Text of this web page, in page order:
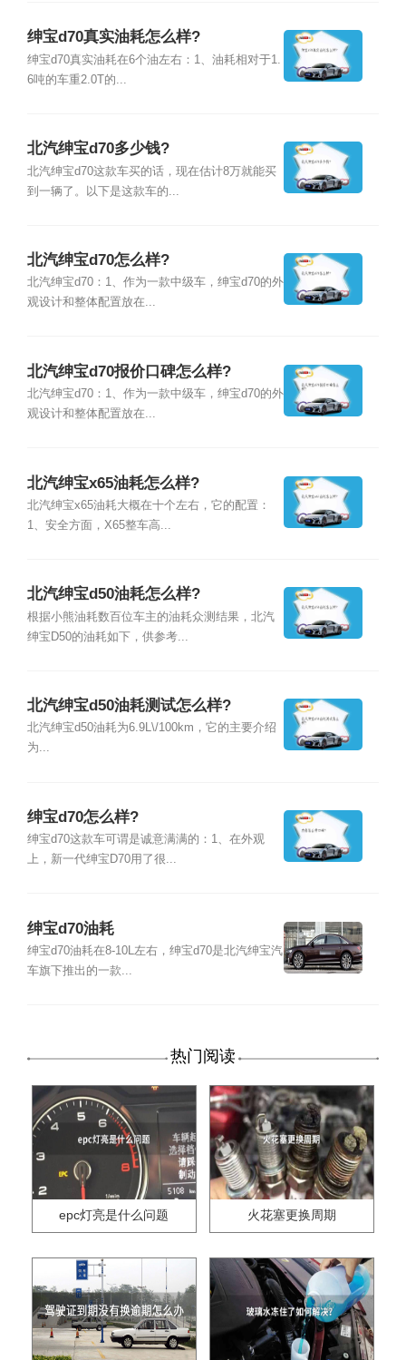
绅宝d70真实油耗怎么样?
绅宝d70真实油耗在6个油左右：1、油耗相对于1.
6吨的车重2.0T的...
北汽绅宝d70多少钱?
北汽绅宝d70这款车买的话，现在估计8万就能买
到一辆了。以下是这款车的...
北汽绅宝d70怎么样?
北汽绅宝d70：1、作为一款中级车，绅宝d70的外
观设计和整体配置放在...
北汽绅宝d70报价口碑怎么样?
北汽绅宝d70：1、作为一款中级车，绅宝d70的外
观设计和整体配置放在...
北汽绅宝x65油耗怎么样?
北汽绅宝x65油耗大概在十个左右，它的配置：
1、安全方面，X65整车高...
北汽绅宝d50油耗怎么样?
根据小熊油耗数百位车主的油耗众测结果，北汽
绅宝D50的油耗如下，供参考...
北汽绅宝d50油耗测试怎么样?
北汽绅宝d50油耗为6.9L\/100km，它的主要介绍
为...
绅宝d70怎么样?
绅宝d70这款车可谓是诚意满满的：1、在外观
上，新一代绅宝D70用了很...
绅宝d70油耗
绅宝d70油耗在8-10L左右，绅宝d70是北汽绅宝汽
车旗下推出的一款...
热门阅读
epc灯亮是什么问题 火花塞更换周期